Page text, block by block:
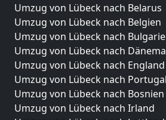
Umzug von Lübeck nach Belarus
Umzug von Lübeck nach Belgien
Umzug von Lübeck nach
Umzug von Lübeck nach
Umzug von Lübeck nach England
Umzug von Lübeck nach Portugal
Umzug von Lübeck nach
Umzug von Lübeck nach Irland